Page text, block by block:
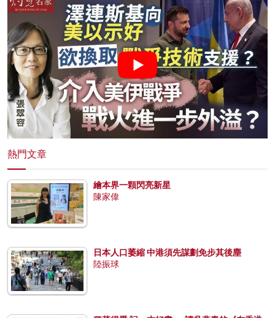
熱門文章
繪本界一顆閃亮新星
陳家偉
日本人口萎縮 中港須先謀劃免步其後塵
陸振球